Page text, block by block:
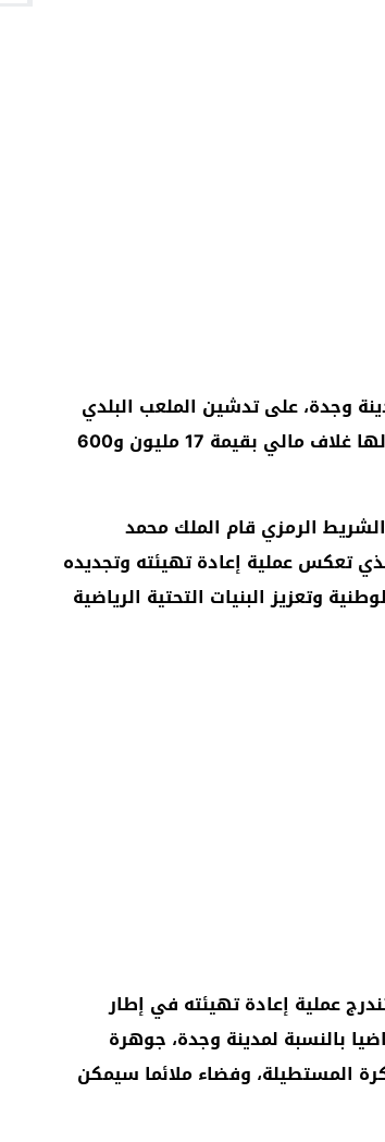
وجدة، على تدشين الملعب البلدي
للريكبي بعد أن خضع لعملية إعادة تهيئة رصد لها غلاف مالي بقيمة 17 مليون و600
الرمزي قام الملك محمد
تعكس عملية إعادة تهيئته وتجديده
وتعزيز البنيات التحتية الرياضية
عملية إعادة تهيئته في إطار
بالنسبة لمدينة وجدة، جوهرة
المستطيلة، وفضاء ملائما سيمكن